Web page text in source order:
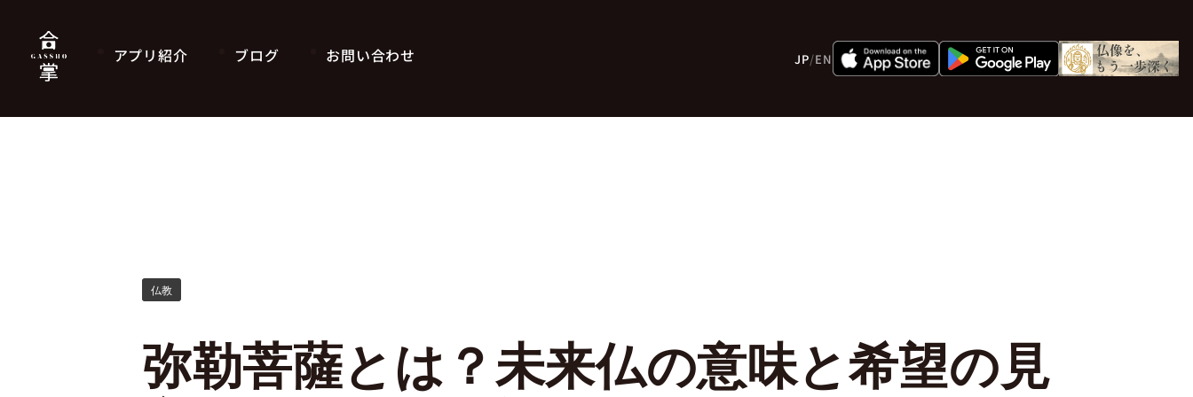
アプリ紹介 ブログ お問い合わせ JP/EN
仏教
弥勒菩薩とは？未来仏の意味と希望の見